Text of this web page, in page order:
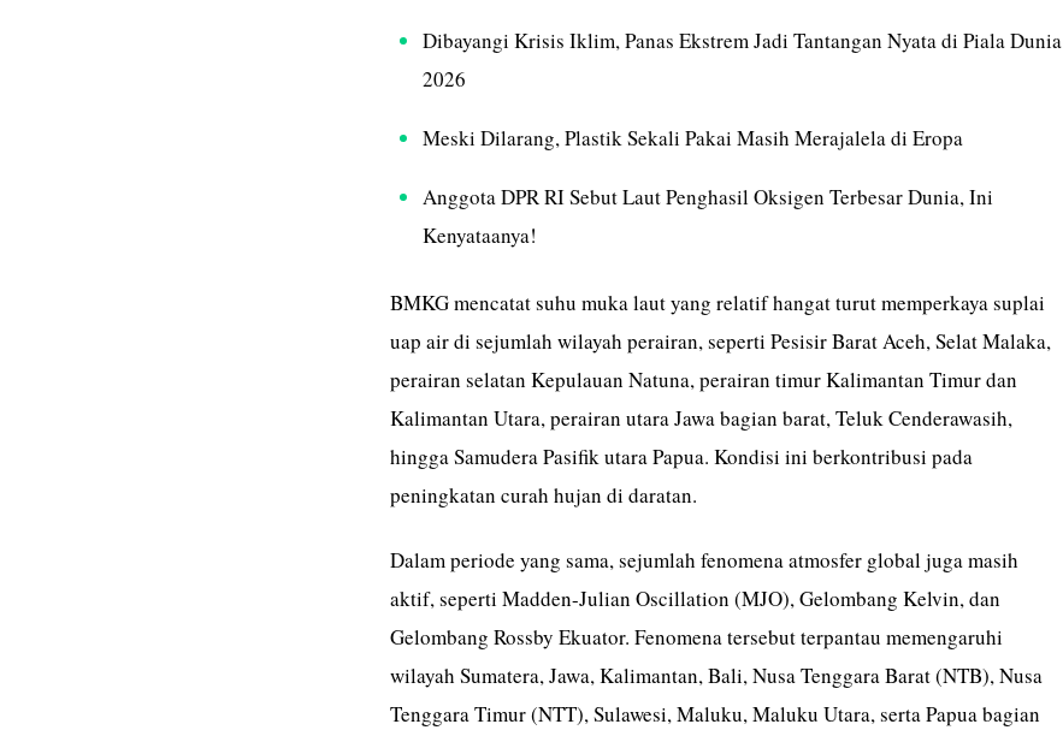
Dibayangi Krisis Iklim, Panas Ekstrem Jadi Tantangan Nyata di Piala Dunia
2026
Meski Dilarang, Plastik Sekali Pakai Masih Merajalela di Eropa
Anggota DPR RI Sebut Laut Penghasil Oksigen Terbesar Dunia, Ini
Kenyataanya!
BMKG mencatat suhu muka laut yang relatif hangat turut memperkaya suplai
uap air di sejumlah wilayah perairan, seperti Pesisir Barat Aceh, Selat Malaka,
perairan selatan Kepulauan Natuna, perairan timur Kalimantan Timur dan
Kalimantan Utara, perairan utara Jawa bagian barat, Teluk Cenderawasih,
hingga Samudera Pasifik utara Papua. Kondisi ini berkontribusi pada
peningkatan curah hujan di daratan.
Dalam periode yang sama, sejumlah fenomena atmosfer global juga masih
aktif, seperti Madden-Julian Oscillation (MJO), Gelombang Kelvin, dan
Gelombang Rossby Ekuator. Fenomena tersebut terpantau memengaruhi
wilayah Sumatera, Jawa, Kalimantan, Bali, Nusa Tenggara Barat (NTB), Nusa
Tenggara Timur (NTT), Sulawesi, Maluku, Maluku Utara, serta Papua bagian